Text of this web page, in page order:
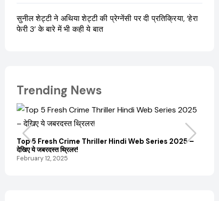
सुनील शेट्टी ने अथिया शेट्टी की प्रेग्नेंसी पर दी प्रतिक्रिया, ‘हेरा
फेरी 3’ के बारे में भी कही ये बात
Trending News
Top 5 Fresh Crime Thriller Hindi Web Series 2025 –
देखिए ये जबरदस्त थ्रिलर!
February 12, 2025